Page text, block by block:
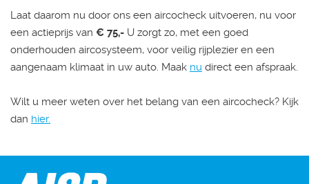
Laat daarom nu door ons een aircocheck uitvoeren, nu voor
een actieprijs van € 75,- U zorgt zo, met een goed
onderhouden aircosysteem, voor veilig rijplezier en een
aangenaam klimaat in uw auto. Maak nu direct een afspraak.
Wilt u meer weten over het belang van een aircocheck? Kijk
dan hier.